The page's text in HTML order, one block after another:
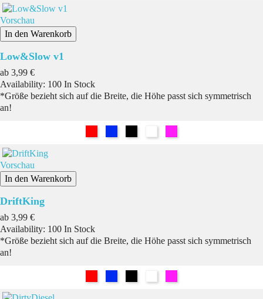
Vorschau
In den Warenkorb
Low&Slow v1
ab Preis
3,99 €
Availability: 100 In Stock
*Größe bezieht sich auf die Breite, die Höhe passt sich symmetrisch
an!
Vorschau
In den Warenkorb
DriftKing
ab Preis
3,99 €
Availability: 100 In Stock
*Größe bezieht sich auf die Breite, die Höhe passt sich symmetrisch
an!